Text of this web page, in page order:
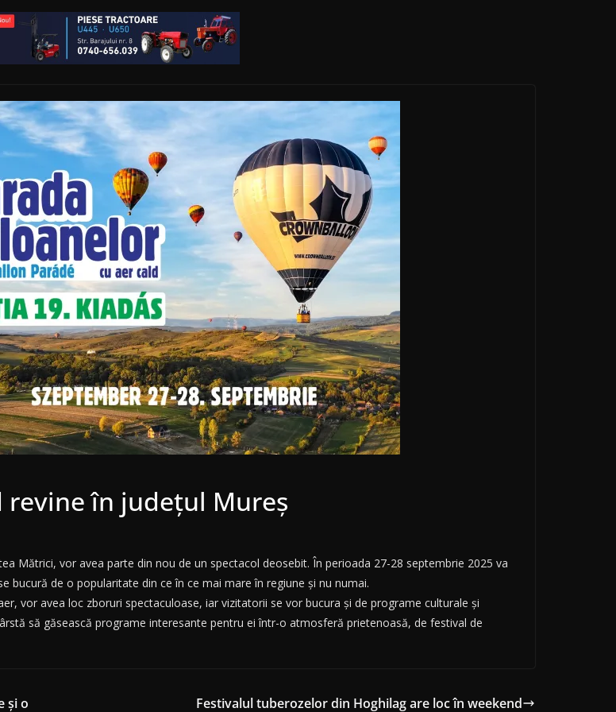
revine în județul Mureș
Mătrici, vor avea parte din nou de un spectacol deosebit. În perioada 27-28 septembrie 2025 va
bucură de o popularitate din ce în ce mai mare în regiune și nu numai.
vor avea loc zboruri spectaculoase, iar vizitatorii se vor bucura și de programe culturale și
să găsească programe interesante pentru ei într-o atmosferă prietenoasă, de festival de
și o Festivalul tuberozelor din Hoghilag are loc în weekend